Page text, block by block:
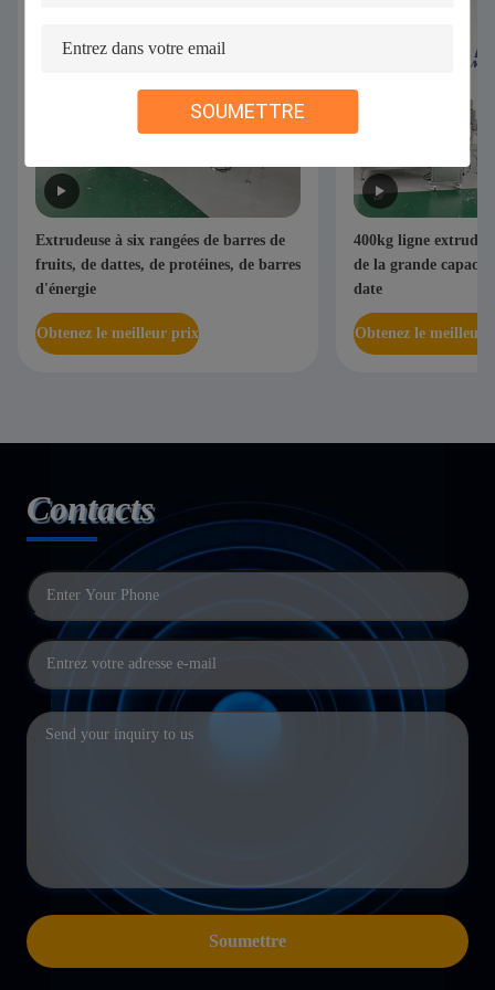
SOUMETTRE
Extrudeuse à six rangées de barres de
fruits, de dattes, de protéines, de barres
d'énergie
Obtenez le meilleur prix
400kg ligne
de la grande
date
Obtenez le meilleur
Contacts
Soumettre